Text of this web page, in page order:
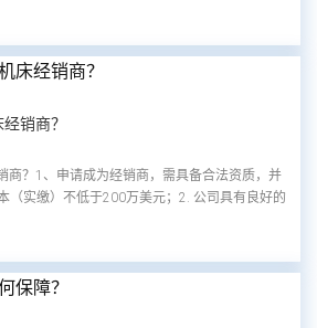
绝不会允许...
销商？
商？1、申请成为经销商，需具备合法资质，并
（实缴）不低于200万美元；2. 公司具有良好的